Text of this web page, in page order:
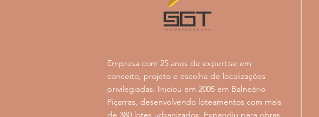
Empresa com 25 anos de expertise em
conceito, projeto e escolha de localizações
privilegiadas. Iniciou em 2005 em Balneário
Piçarras, desenvolvendo loteamentos com mais
de 380 lotes urbanizados. Expandiu para obras